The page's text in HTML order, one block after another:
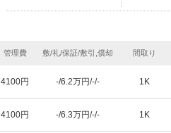
管理費 敷/礼/保証/敷引,償却 間取り
4100円 -/6.2万円/-/- 1K
4100円 -/6.3万円/-/- 1K